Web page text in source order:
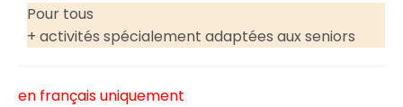
Pour tous
+ activités spécialement adaptées aux seniors
en français uniquement